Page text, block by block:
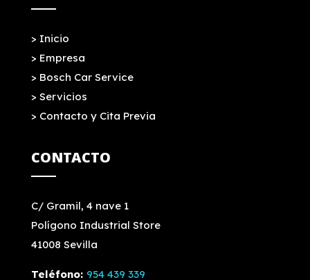
> Inicio
> Empresa
> Bosch Car Service
> Servicios
> Contacto y Cita Previa
CONTACTO
C/ Gramil, 4 nave 1
Polígono Industrial Store
41008 Sevilla
Teléfono: 954 439 339